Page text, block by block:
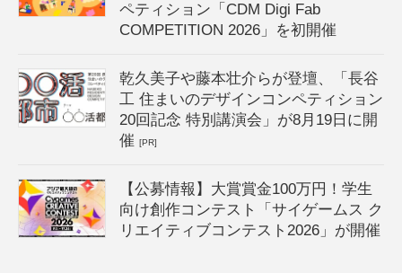
ペティション「CDM Digi Fab
COMPETITION 2026」を初開催
乾久美子や藤本壮介らが登壇、「長谷
工 住まいのデザインコンペティション
20回記念 特別講演会」が8月19日に開
催[PR]
【公募情報】大賞賞金100万円！学生
向け創作コンテスト「サイゲームス ク
リエイティブコンテスト2026」が開催